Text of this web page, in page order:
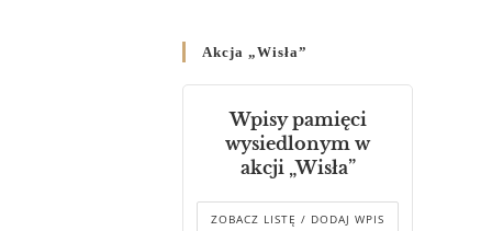
днях 2-12 липня 2024 р.”
Декрет єпископів
Перемисько-Варшавської
Митрополії стосовно
звершування Божественної
літургії
Akcja „Wisła”
Wpisy pamięci
wysiedlonym w
akcji „Wisła”
ZOBACZ LISTĘ / DODAJ WPIS